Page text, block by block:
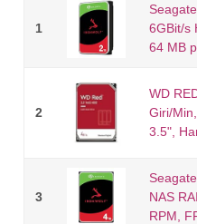
1
6GBit/s
64 MB
2
WD
Giri/
3.5",
3
NAS
RPM,